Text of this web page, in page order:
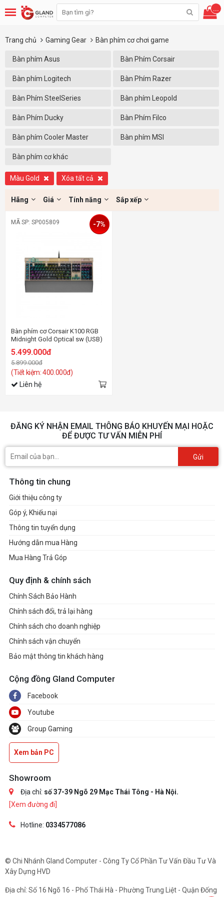
...
Trang chủ Gaming Gear Bàn phím cơ chơi game
Bàn phím Asus Bàn Phím Corsair
Bàn phím Logitech Bàn Phím Razer
Bàn Phím SteelSeries Bàn phím Leopold
Bàn Phím Ducky Bàn Phím Filco
Bàn phím Cooler Master Bàn phím MSI
Bàn phím cơ khác
Màu Gold Xóa tất cả
Hãng Giá Tính năng Sắp xếp
MÃ SP: SP005809
Bàn phím cơ Corsair K100 RGB
Midnight Gold Optical sw (USB)
5.499.000đ
5.899.000đ
(Tiết kiệm: 400.000đ)
-7%
Liên hệ
ĐĂNG KÝ NHẬN EMAIL THÔNG BÁO KHUYẾN MẠI HOẶC
ĐỂ ĐƯỢC TƯ VẤN MIỄN PHÍ
Gửi
Thông tin chung
Giới thiệu công ty
Góp ý, Khiếu nại
Thông tin tuyển dụng
Hướng dẫn mua Hàng
Mua Hàng Trả Góp
Quy định & chính sách
Chính Sách Bảo Hành
Chính sách đổi, trả lại hàng
Chính sách cho doanh nghiệp
Chính sách vận chuyển
Bảo mật thông tin khách hàng
Cộng đồng Gland Computer
Facebook
Youtube
Group Gaming
Xem bản PC
Showroom
Địa chỉ: số 37-39 Ngõ 29 Mạc Thái Tông - Hà Nội.
[Xem đường đi]
Hotline: 0334577086
© Chi Nhánh Gland Computer - Công Ty Cổ Phần Tư Vấn Đầu Tư Và
Xây Dựng HVD
Địa chỉ: Số 16 Ngõ 16 - Phố Thái Hà - Phường Trung Liệt - Quận Đống